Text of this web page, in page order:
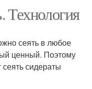
Технология
сеять в любое
ценный. Поэтому
сидераты